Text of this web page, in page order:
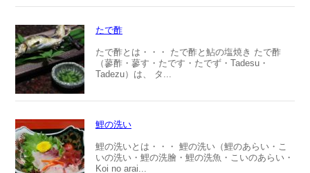
たで酢
たで酢とは・・・ たで酢と鮎の塩焼き たで酢
（蓼酢・蓼す・たです・たでず・Tadesu・
Tadezu）は、 タ...
鯉の洗い
鯉の洗いとは・・・ 鯉の洗い（鯉のあらい・こ
いの洗い・鯉の洗膾・鯉の洗魚・こいのあらい・
Koi no arai...